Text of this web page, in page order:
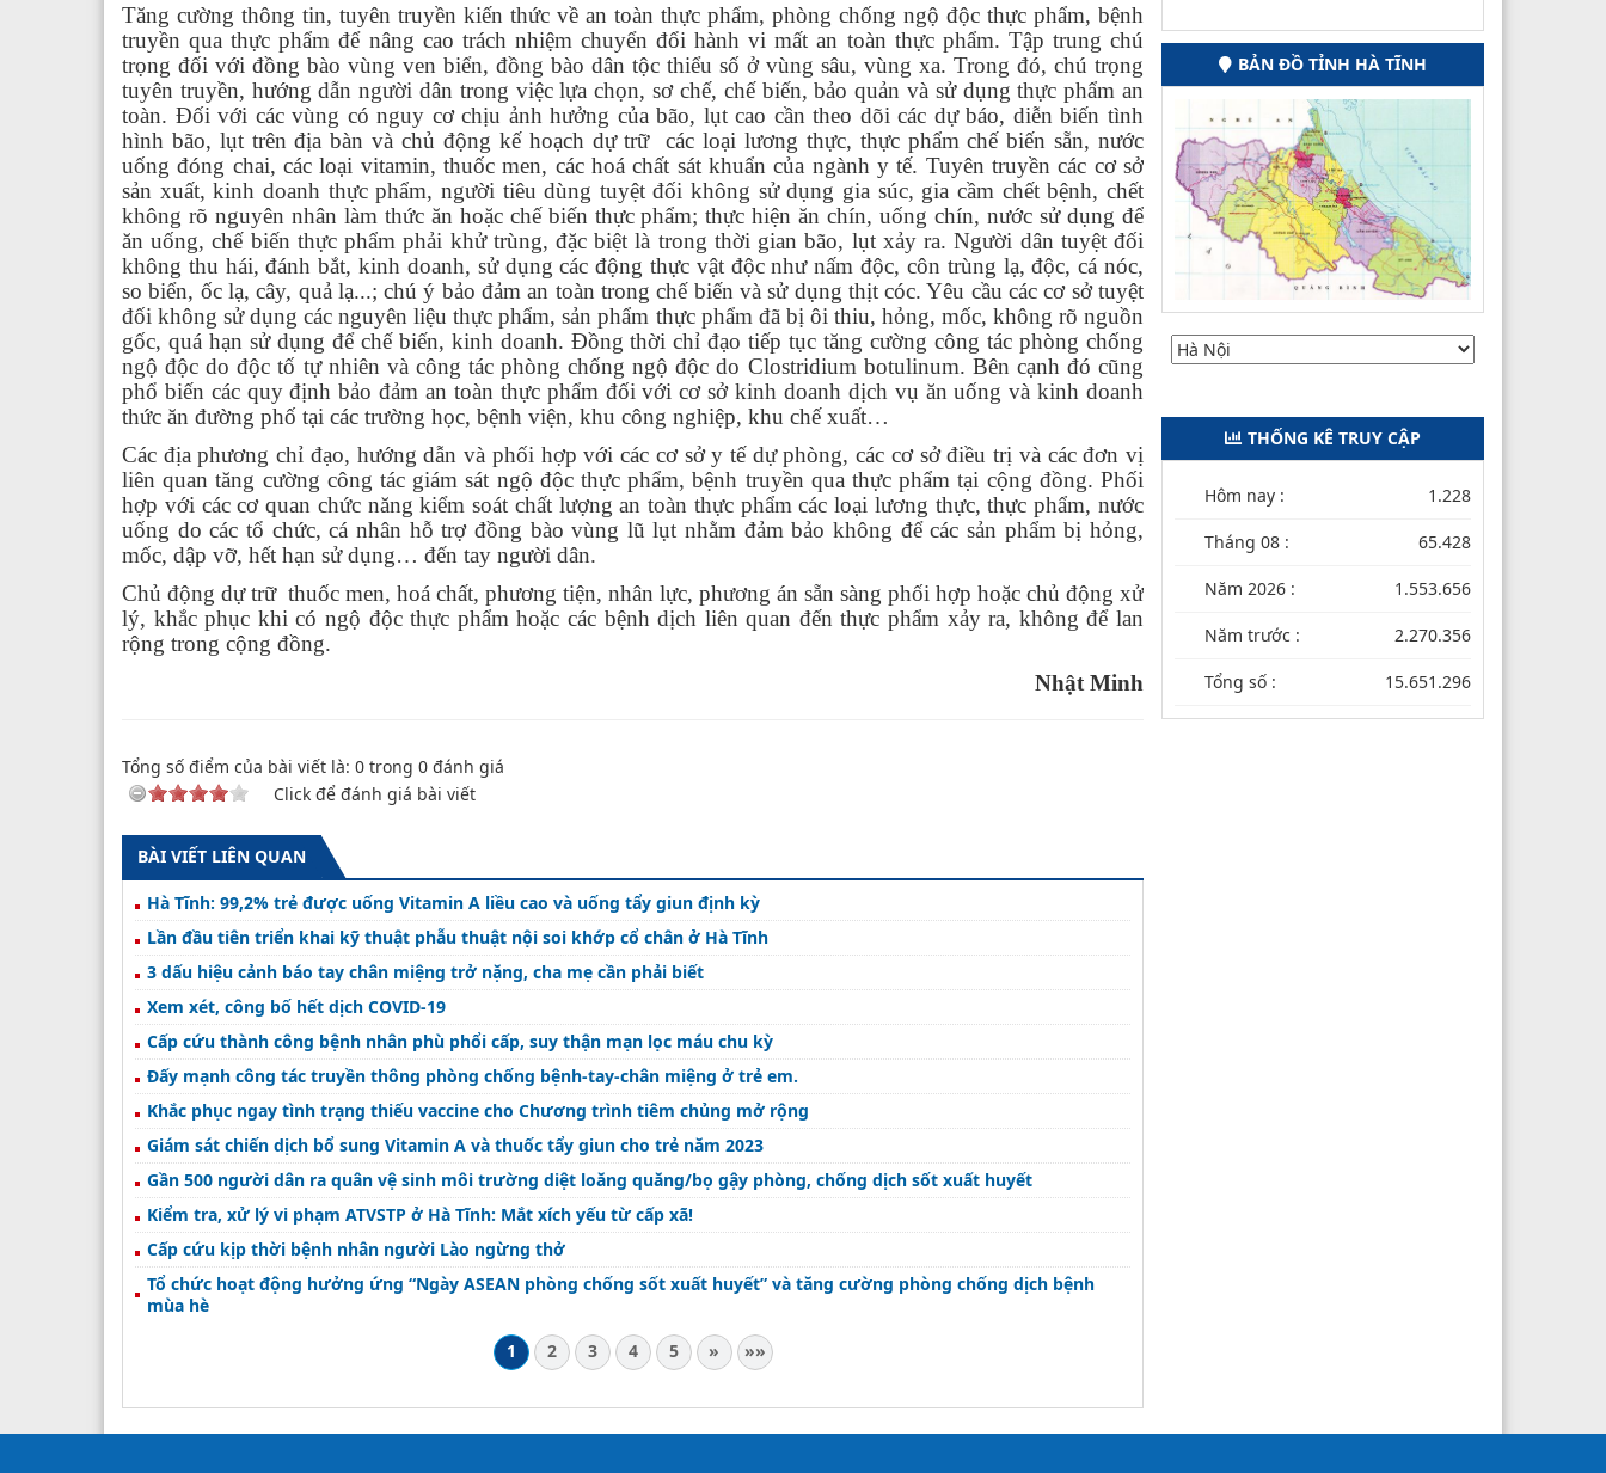
Tăng cường thông tin, tuyên truyền kiến thức về an toàn thực phẩm, phòng chống ngộ độc thực phẩm, bệnh
truyền qua thực phẩm để nâng cao trách nhiệm chuyển đổi hành vi mất an toàn thực phẩm. Tập trung chú
trọng đối với đồng bào vùng ven biển, đồng bào dân tộc thiểu số ở vùng sâu, vùng xa. Trong đó, chú trọng
tuyên truyền, hướng dẫn người dân trong việc lựa chọn, sơ chế, chế biến, bảo quản và sử dụng thực phẩm an
toàn. Đối với các vùng có nguy cơ chịu ảnh hưởng của bão, lụt cao cần theo dõi các dự báo, diễn biến tình
hình bão, lụt trên địa bàn và chủ động kế hoạch dự trữ các loại lương thực, thực phẩm chế biến sẵn, nước
uống đóng chai, các loại vitamin, thuốc men, các hoá chất sát khuẩn của ngành y tế. Tuyên truyền các cơ sở
sản xuất, kinh doanh thực phẩm, người tiêu dùng tuyệt đối không sử dụng gia súc, gia cầm chết bệnh, chết
không rõ nguyên nhân làm thức ăn hoặc chế biến thực phẩm; thực hiện ăn chín, uống chín, nước sử dụng để
ăn uống, chế biến thực phẩm phải khử trùng, đặc biệt là trong thời gian bão, lụt xảy ra. Người dân tuyệt đối
không thu hái, đánh bắt, kinh doanh, sử dụng các động thực vật độc như nấm độc, côn trùng lạ, độc, cá nóc,
so biển, ốc lạ, cây, quả lạ...; chú ý bảo đảm an toàn trong chế biến và sử dụng thịt cóc. Yêu cầu các cơ sở tuyệt
đối không sử dụng các nguyên liệu thực phẩm, sản phẩm thực phẩm đã bị ôi thiu, hỏng, mốc, không rõ nguồn
gốc, quá hạn sử dụng để chế biến, kinh doanh. Đồng thời chỉ đạo tiếp tục tăng cường công tác phòng chống
ngộ độc do độc tố tự nhiên và công tác phòng chống ngộ độc do Clostridium botulinum. Bên cạnh đó cũng
phổ biến các quy định bảo đảm an toàn thực phẩm đối với cơ sở kinh doanh dịch vụ ăn uống và kinh doanh
thức ăn đường phố tại các trường học, bệnh viện, khu công nghiệp, khu chế xuất…
Các địa phương chỉ đạo, hướng dẫn và phối hợp với các cơ sở y tế dự phòng, các cơ sở điều trị và các đơn vị
liên quan tăng cường công tác giám sát ngộ độc thực phẩm, bệnh truyền qua thực phẩm tại cộng đồng. Phối
hợp với các cơ quan chức năng kiểm soát chất lượng an toàn thực phẩm các loại lương thực, thực phẩm, nước
uống do các tổ chức, cá nhân hỗ trợ đồng bào vùng lũ lụt nhằm đảm bảo không để các sản phẩm bị hỏng,
mốc, dập vỡ, hết hạn sử dụng… đến tay người dân.
Chủ động dự trữ thuốc men, hoá chất, phương tiện, nhân lực, phương án sẵn sàng phối hợp hoặc chủ động xử
lý, khắc phục khi có ngộ độc thực phẩm hoặc các bệnh dịch liên quan đến thực phẩm xảy ra, không để lan
rộng trong cộng đồng.
Nhật Minh
Tổng số điểm của bài viết là: 0 trong 0 đánh giá
Click để đánh giá bài viết
BÀI VIẾT LIÊN QUAN
Hà Tĩnh: 99,2% trẻ được uống Vitamin A liều cao và uống tẩy giun định kỳ
Lần đầu tiên triển khai kỹ thuật phẫu thuật nội soi khớp cổ chân ở Hà Tĩnh
3 dấu hiệu cảnh báo tay chân miệng trở nặng, cha mẹ cần phải biết
Xem xét, công bố hết dịch COVID-19
Cấp cứu thành công bệnh nhân phù phổi cấp, suy thận mạn lọc máu chu kỳ
Đấy mạnh công tác truyền thông phòng chống bệnh-tay-chân miệng ở trẻ em.
Khắc phục ngay tình trạng thiếu vaccine cho Chương trình tiêm chủng mở rộng
Giám sát chiến dịch bổ sung Vitamin A và thuốc tẩy giun cho trẻ năm 2023
Gần 500 người dân ra quân vệ sinh môi trường diệt loăng quăng/bọ gậy phòng, chống dịch sốt xuất huyết
Kiểm tra, xử lý vi phạm ATVSTP ở Hà Tĩnh: Mắt xích yếu từ cấp xã!
Cấp cứu kịp thời bệnh nhân người Lào ngừng thở
Tổ chức hoạt động hưởng ứng “Ngày ASEAN phòng chống sốt xuất huyết” và tăng cường phòng chống dịch bệnh
mùa hè
1
2 3 4 5 » »»
BẢN ĐỒ TỈNH HÀ TĨNH
THỐNG KÊ TRUY CẬP
Hôm nay : 1.228
Tháng 08 : 65.428
Năm 2026 : 1.553.656
Năm trước : 2.270.356
Tổng số : 15.651.296